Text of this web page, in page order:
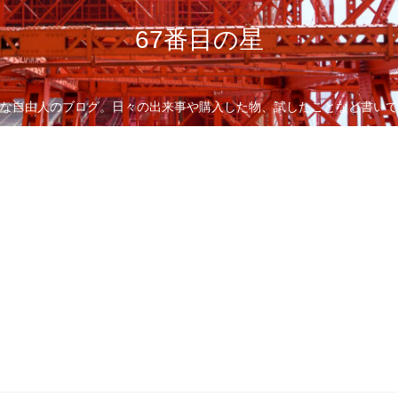
67番目の星
自由人のブログ。日々の出来事や購入した物、試したことなど書い